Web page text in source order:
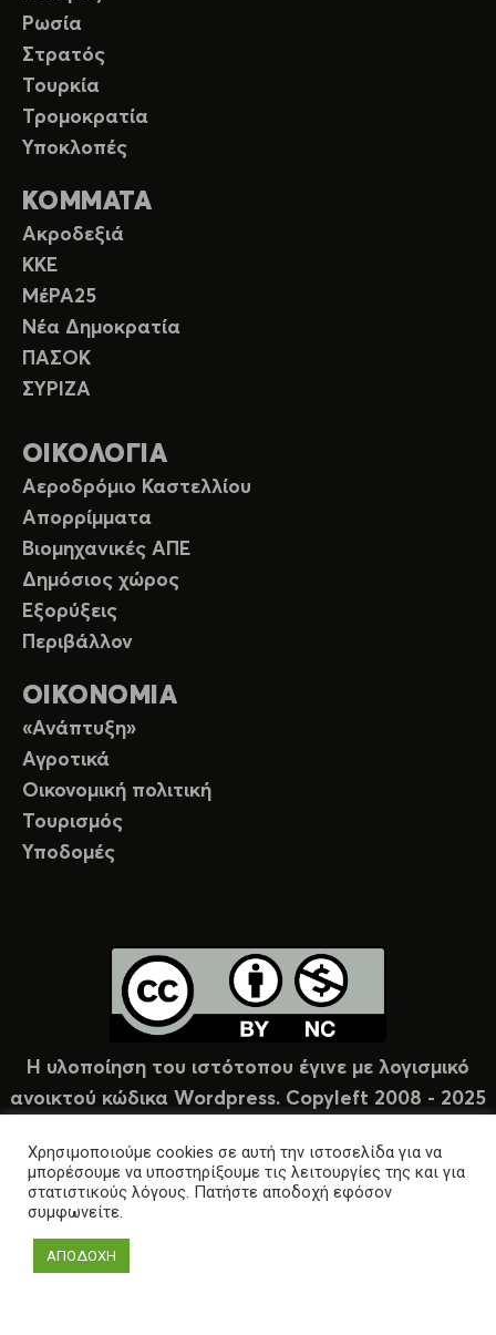
Ρωσία
Στρατός
Τουρκία
Τρομοκρατία
Υποκλοπές
ΚΟΜΜΑΤΑ
Ακροδεξιά
ΚΚΕ
ΜέΡΑ25
Νέα Δημοκρατία
ΠΑΣΟΚ
ΣΥΡΙΖΑ
ΟΙΚΟΛΟΓΙΑ
Αεροδρόμιο Καστελλίου
Απορρίμματα
Βιομηχανικές ΑΠΕ
Δημόσιος χώρος
Εξορύξεις
Περιβάλλον
ΟΙΚΟΝΟΜΙΑ
«Ανάπτυξη»
Αγροτικά
Οικονομική πολιτική
Τουρισμός
Υποδομές
Η υλοποίηση του ιστότοπου έγινε με λογισμικό
ανοικτού κώδικα Wordpress. Copyleft 2008 - 2025
Χρησιμοποιούμε cookies σε αυτή την ιστοσελίδα για να
μπορέσουμε να υποστηρίξουμε τις λειτουργίες της και για
στατιστικούς λόγους. Πατήστε αποδοχή εφόσον
συμφωνείτε.
ΑΠΟΔΟΧΗ